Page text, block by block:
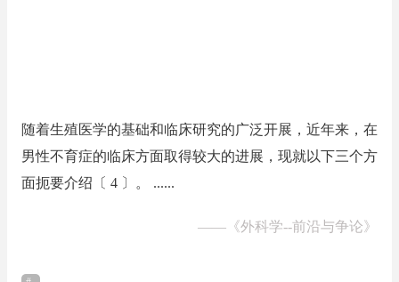
随着生殖医学的基础和临床研究的广泛开展，近年来，在
男性不育症的临床方面取得较大的进展，现就以下三个方
面扼要介绍〔 4 〕。 ......
—— 《外科学--前沿与争论》